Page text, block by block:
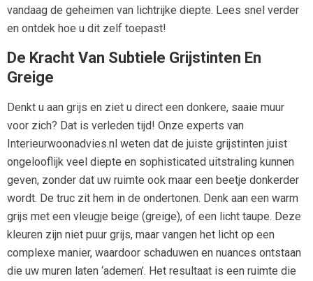
vandaag de geheimen van lichtrijke diepte. Lees snel verder
en ontdek hoe u dit zelf toepast!
De Kracht Van Subtiele Grijstinten En
Greige
Denkt u aan grijs en ziet u direct een donkere, saaie muur
voor zich? Dat is verleden tijd! Onze experts van
Interieurwoonadvies.nl weten dat de juiste grijstinten juist
ongelooflijk veel diepte en sophisticated uitstraling kunnen
geven, zonder dat uw ruimte ook maar een beetje donkerder
wordt. De truc zit hem in de ondertonen. Denk aan een warm
grijs met een vleugje beige (greige), of een licht taupe. Deze
kleuren zijn niet puur grijs, maar vangen het licht op een
complexe manier, waardoor schaduwen en nuances ontstaan
die uw muren laten ‘ademen’. Het resultaat is een ruimte die